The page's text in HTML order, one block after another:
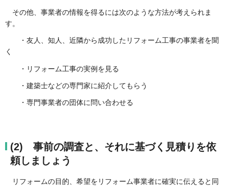
その他、事業者の情報を得るには次のような方法が考えられま
す。
・友人、知人、近隣から成功したリフォーム工事の事業者を聞
く
・リフォーム工事の実例を見る
・建築士などの専門家に紹介してもらう
・専門事業者の団体に問い合わせる
(2) 事前の調査と、それに基づく見積りを依
頼しましょう
リフォームの目的、希望をリフォーム事業者に確実に伝えると同